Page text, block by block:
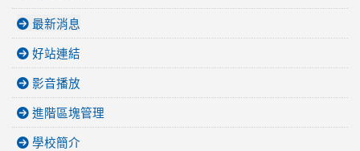
最新消息
好站連結
影音播放
進階區塊管理
學校簡介